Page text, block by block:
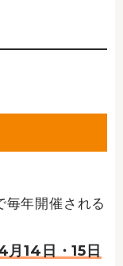
毎年開催される
月14日・15日